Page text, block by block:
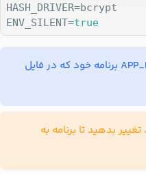
HASH_DRIVER=bcrypt
ENV_SILENT=true
بدهید تا برنامه به